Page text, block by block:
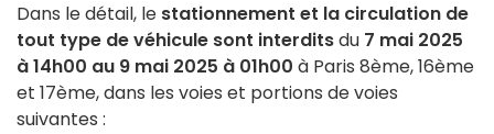
Dans le détail, le stationnement et la circulation de
tout type de véhicule sont interditsdu 7 mai 2025
à 14h00 au 9 mai 2025 à 01h00 à Paris 8ème, 16ème
et 17ème, dans les voies et portions de voies
suivantes :